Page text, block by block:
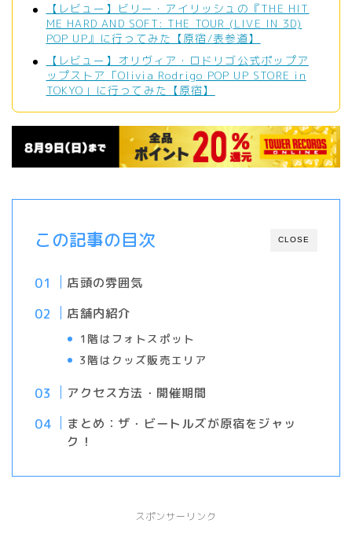
【レビュー】ビリー・アイリッシュの『THE HIT
ME HARD AND SOFT: THE TOUR (LIVE IN 3D)
POP UP』に行ってみた【原宿/表参道】
【レビュー】オリヴィア・ロドリゴ公式ポップア
ップストア「Olivia Rodrigo POP UP STORE in
TOKYO」に行ってみた【原宿】
CLOSE
この記事の目次
店頭の雰囲気
店舗内紹介
1階はフォトスポット
3階はクッズ販売エリア
アクセス方法・開催期間
まとめ：ザ・ビートルズが原宿をジャッ
ク！
スポンサーリンク